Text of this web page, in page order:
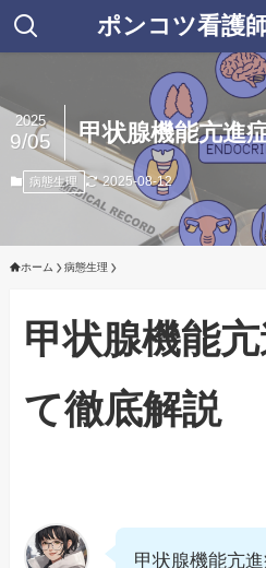
ポンコツ看護
甲状腺機能亢進
2025
9/05
病態生理 2025-08-12
ホーム 病態生理
甲状腺機能
て徹底解説
甲状腺機能亢